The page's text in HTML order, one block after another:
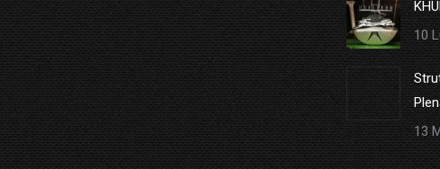
page
opens
in
new
window
10
13